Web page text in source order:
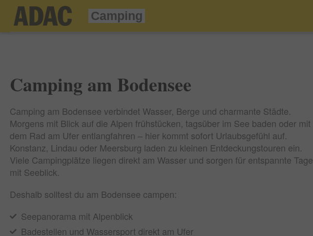
Camping
Camping am Bodensee
Camping am Bodensee verbindet Wasser, Berge und charmante Städte.
Morgens mit Blick auf die Alpen frühstücken, tagsüber im See baden oder mit
dem Rad am Ufer entlangfahren – hier kommt sofort Urlaubsgefühl auf.
Konstanz, Lindau oder Meersburg laden zu kleinen Entdeckungstouren ein.
Viele Campingplätze liegen direkt am Wasser und sorgen für entspannte Tage
mit Seeblick.
Deshalb solltest du am Bodensee campen:
Seepanorama mit Alpenblick
Badestellen und Wassersport direkt am Ufer